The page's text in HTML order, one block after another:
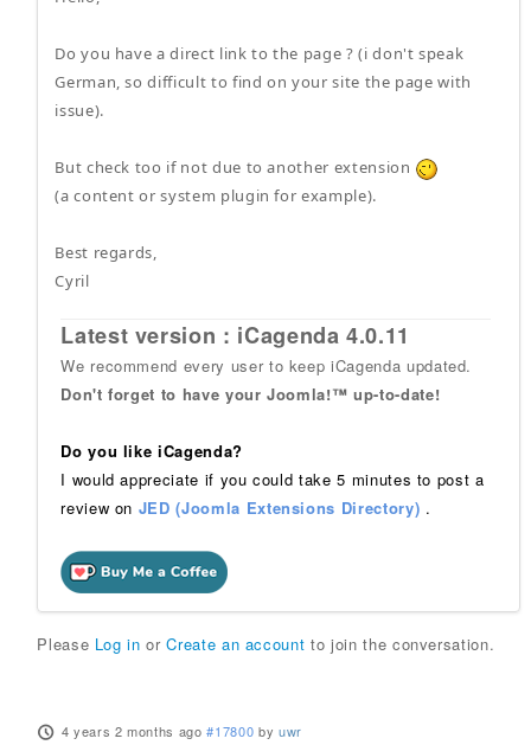
Do you have a direct link to the page ? (i don't speak
German, so difficult to find on your site the page with
issue).
But check too if not due to another extension
(a content or system plugin for example).
Best regards,
Cyril
Latest version : iCagenda 4.0.11
We recommend every user to keep iCagenda updated.
Don't forget to have your Joomla!™ up-to-date!
Do you like iCagenda?
I would appreciate if you could take 5 minutes to post a
review on JED (Joomla Extensions Directory) .
Please Log in orCreate an account to join the conversation.
4 years 2 months ago #17800 by uwr